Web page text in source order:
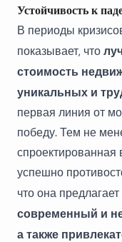
Устойчивость к
В периоды
показывает, что
стоимость
уникальных и
первая линия от
победу. Тем не
спроектированная
успешно
что она предлагает
современный и
а также